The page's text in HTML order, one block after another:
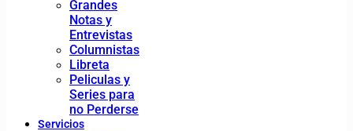
Grandes
Notas y
Entrevistas
Columnistas
Libreta
Peliculas y
Series para
no Perderse
Servicios